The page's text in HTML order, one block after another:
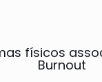
físicos
Burnout